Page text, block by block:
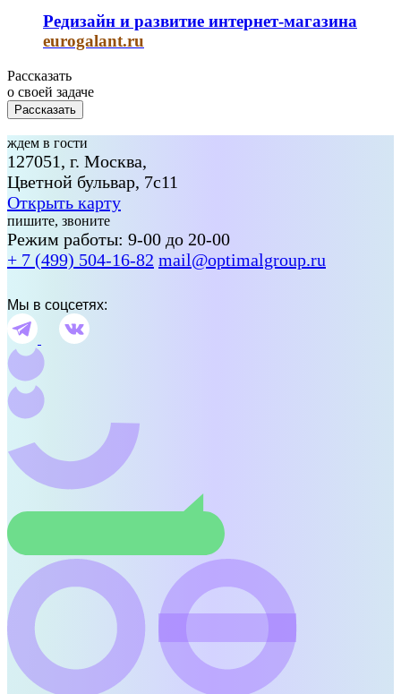
Редизайн и развитие интернет-магазина
eurogalant.ru
Рассказать
о своей задаче
Рассказать
ждем в гости
127051, г. Москва,
Цветной бульвар, 7с11
Открыть карту
пишите, звоните
Режим работы: 9-00 до 20-00
+ 7 (499) 504-16-82 mail@optimalgroup.ru
Мы в соцсетях: